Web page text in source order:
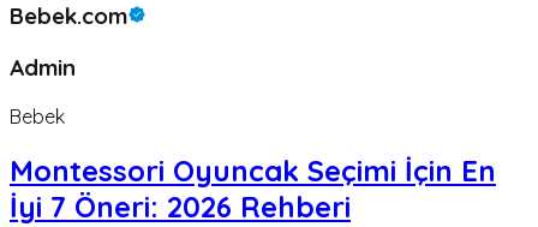
Bebek.com
Admin
Bebek
Montessori Oyuncak Seçimi İçin En
İyi 7 Öneri: 2026 Rehberi